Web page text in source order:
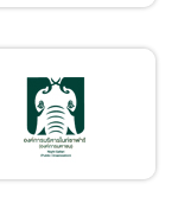
ลา 1 เดือน (Tiger
1-28 ก.พ.65)
ศผู้ชนะการเสนอราคา
ตของที่ระลึกเพื่อ
นกิจกรรม
มพันธ์ โดยวิธีเฉพาะ